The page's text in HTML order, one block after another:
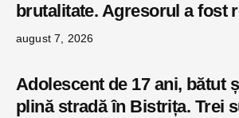
brutalitate. Agresorul a fost
august 7, 2026
Adolescent de 17 ani, bătut
plină stradă în Bistrița. Trei